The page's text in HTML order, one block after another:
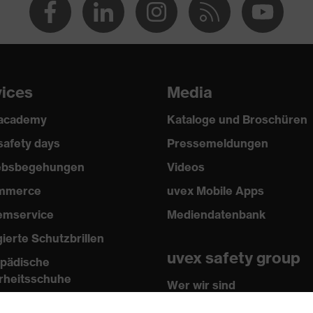
PU)
(FO)
days
Schutzbrillen
Media
Kataloge und Broschüren
Pressemeldungen
Videos
uvex Mobile Apps
Mediendatenbank
uvex safety group
Wer wir sind